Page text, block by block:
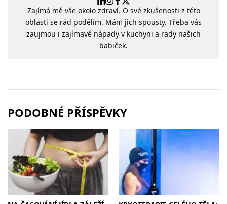
Zajímá mě vše okolo zdraví. O své zkušenosti z této
oblasti se rád podělím. Mám jich spousty. Třeba vás
zaujmou i zajímavé nápady v kuchyni a rady našich
babiček.
PODOBNÉ PŘÍSPĚVKY